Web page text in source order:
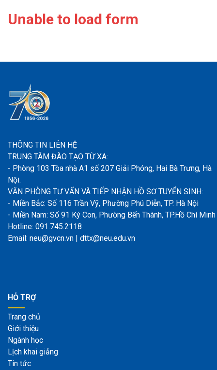
Unable to load form
THÔNG TIN LIÊN HỆ
TRUNG TÂM ĐÀO TẠO TỪ XA:
- Phòng 103 Tòa nhà A1 số 207 Giải Phóng, Hai Bà Trưng, Hà
Nội.
VĂN PHÒNG TƯ VẤN VÀ TIẾP NHẬN HỒ SƠ TUYỂN SINH:
- Miền Bắc: Số 116 Trần Vỹ, Phường Phú Diễn, TP. Hà Nội
- Miền Nam: Số 91 Ký Con, Phường Bến Thành, TP.Hồ Chí Minh
Hotline: 091.745.2118
Email: neu@gvcn.vn | dttx@neu.edu.vn
HỖ TRỢ
Trang chủ
Giới thiệu
Ngành học
Lịch khai giảng
Tin tức